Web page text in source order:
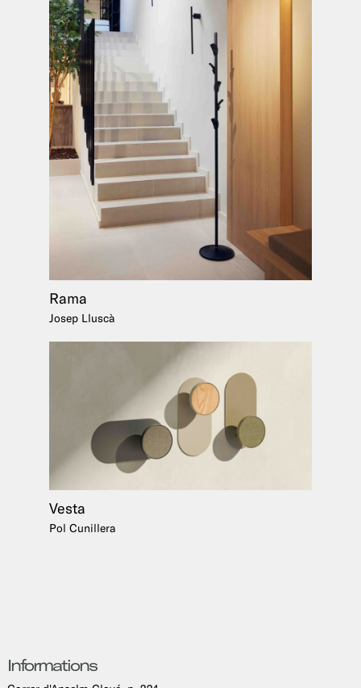
Rama
Josep Lluscà
Vesta
Pol Cunillera
Informations